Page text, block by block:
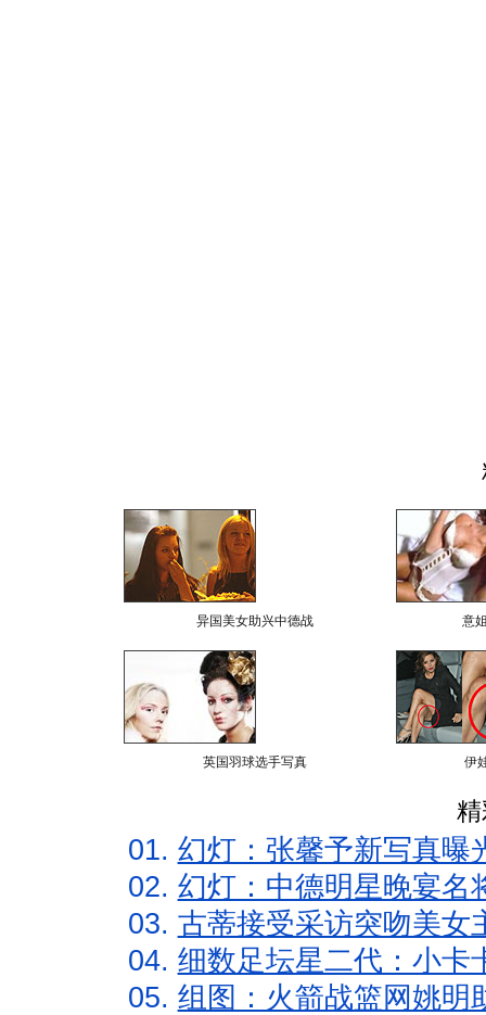
异国美女助兴中德战 意
英国羽球选手写真 伊
01. 幻灯：张馨予新写真曝
02. 幻灯：中德明星晚宴名
03. 古蒂接受采访突吻美女
04. 细数足坛星二代：小卡
05. 组图：火箭战篮网姚明